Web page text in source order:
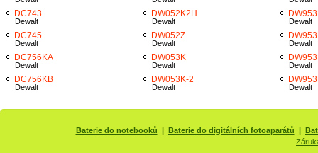
DC743
Dewalt
DC745
Dewalt
DC756KA
Dewalt
DC756KB
Dewalt
DW052K2H
Dewalt
DW052Z
Dewalt
DW053K
Dewalt
DW053K-2
Dewalt
Dewalt
Dewalt
Dewalt
Dewalt
Baterie do notebooků | Baterie do digitálních fotoaparátů |